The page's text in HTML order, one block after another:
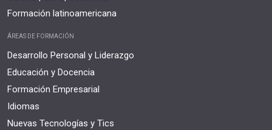
Formación latinoamericana
ÁREAS DE FORMACIÓN
Desarrollo Personal y Liderazgo
Educación y Docencia
Formación Empresarial
Idiomas
Nuevas Tecnologías y Tics